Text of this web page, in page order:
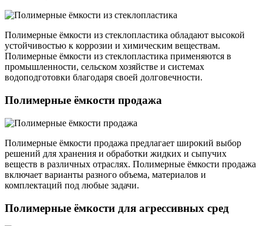
Полимерные ёмкости из стеклопластика обладают высокой
устойчивостью к коррозии и химическим веществам.
Полимерные ёмкости из стеклопластика применяются в
промышленности, сельском хозяйстве и системах
водоподготовки благодаря своей долговечности.
Полимерные ёмкости продажа
Полимерные ёмкости продажа предлагает широкий выбор
решений для хранения и обработки жидких и сыпучих
веществ в различных отраслях. Полимерные ёмкости продажа
включает варианты разного объема, материалов и
комплектаций под любые задачи.
Полимерные ёмкости для агрессивных сред